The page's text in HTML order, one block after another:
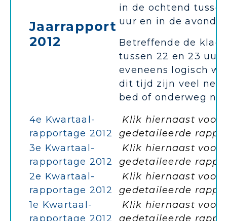
Jaarrapport
2012
in de ochtend
uur en in de avond
Betreffende de
tussen 22 en 23
eveneens logisch
dit tijd zijn veel net
bed of onderweg
4e Kwartaal-
rapportage 2012
Klik hiernaast voor
gedetaileerde
3e Kwartaal-
rapportage 2012
Klik hiernaast voor
gedetaileerde
2e Kwartaal-
rapportage 2012
Klik hiernaast voor
gedetaileerde
1e Kwartaal-
rapportage 2012
Klik hiernaast voor
gedetaileerde